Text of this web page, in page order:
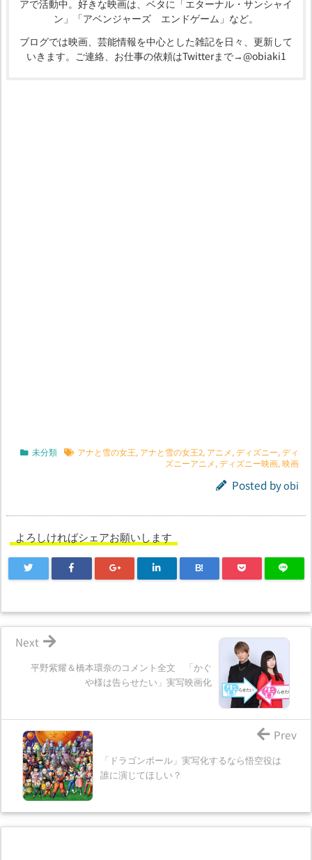
アで活動中。好きな映画は、ベタに「エターナル・サンシャイ
ン」「アベンジャーズ エンドゲーム」など。
ブログでは映画、芸能情報を中心とした雑記を日々、更新して
いきます。ご連絡、お仕事の依頼はTwitterまで→@obiaki1
未分類 アナと雪の女王, アナと雪の女王2, アニメ, ディズニー, ディ
ズニーアニメ, ディズニー映画, 映画
Posted byobi
よろしければシェアお願いします
B!
平野紫耀＆橋本環奈のコメント全文 「かぐ
や様は告らせたい」実写映画化
Next
「ドラゴンボール」実写化するなら悟空役は
誰に演じてほしい？
Prev